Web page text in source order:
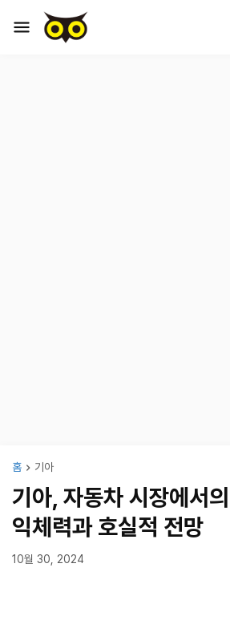
홈 기아
기아, 자동차 시장에서
익체력과 호실적 전망
10월 30, 2024